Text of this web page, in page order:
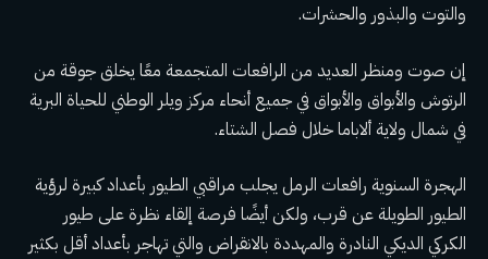
والتوت والبذور والحشرات.
إن صوت ومنظر العديد من الرافعات المتجمعة معًا يخلق جوقة من
الرتوش والأبواق والأبواق في جميع أنحاء مركز ويلر الوطني للحياة البرية
في شمال ولاية ألاباما خلال فصل الشتاء.
الهجرة السنوية رافعات الرمل يجلب مراقبي الطيور بأعداد كبيرة لرؤية
الطيور الطويلة عن قرب، ولكن أيضًا فرصة إلقاء نظرة على طيور
الكركي الديكي النادرة والمهددة بالانقراض والتي تهاجر بأعداد أقل بكثير